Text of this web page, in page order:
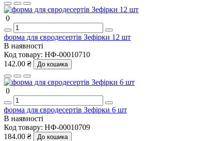
0
форма для євродесертів Зефірки 12 шт
В наявності
Код товару: НФ-00010710
142.00 ₴
До кошика
0
форма для євродесертів Зефірки 6 шт
В наявності
Код товару: НФ-00010709
184.00 ₴
До кошика